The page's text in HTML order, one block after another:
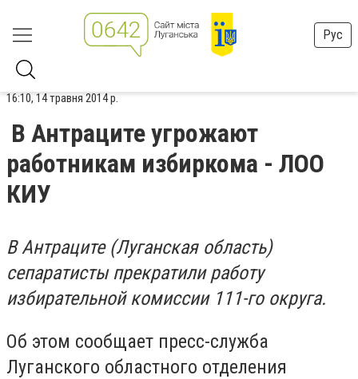
Рус
16:10, 14 травня 2014 р.
В Антраците угрожают
работникам избиркома - ЛОО
КИУ
В Антраците (Луганская область)
сепаратисты прекратили работу
избирательной комиссии 111-го округа.
Об этом сообщает пресс-служба
Луганского областного отделения